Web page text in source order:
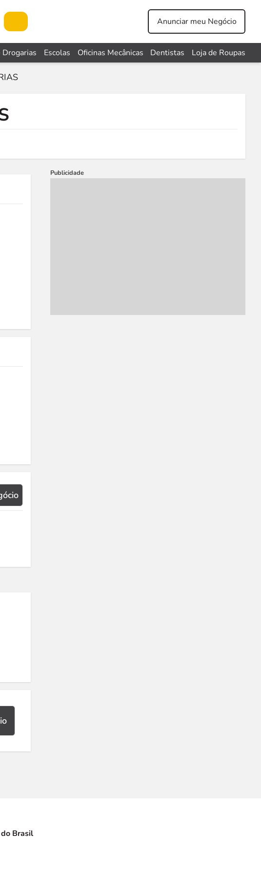
Anunciar meu Negócio
Drogarias Escolas Oficinas Mecânicas Dentistas Loja de Roupas
Publicidade
Brasil